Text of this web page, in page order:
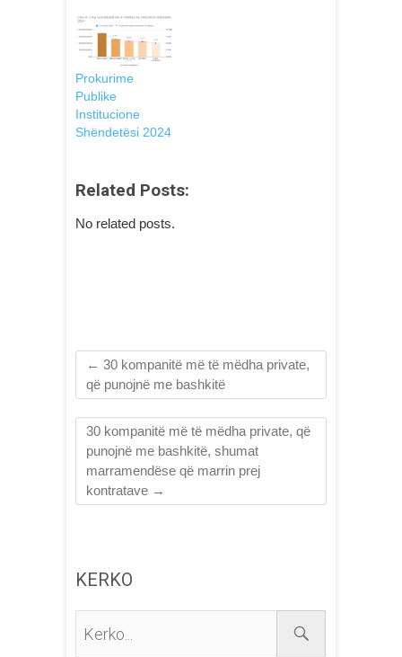
Prokurime
Publike
Institucione
Shëndetësi 2024
Related Posts:
No related posts.
← 30 kompanitë më të mëdha private,
që punojnë me bashkitë
30 kompanitë më të mëdha private, që
punojnë me bashkitë, shumat
marramendëse që marrin prej
kontratave →
KERKO